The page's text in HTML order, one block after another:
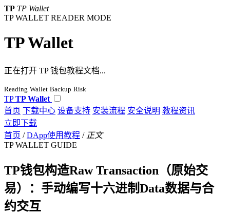
TP TP Wallet
TP WALLET READER MODE
TP Wallet
正在打开 TP 钱包教程文档...
Reading Wallet Backup Risk
TP TP Wallet
首页 下载中心 设备支持 安装流程 安全说明 教程资讯
立即下载
首页 / DApp使用教程 / 正文
TP WALLET GUIDE
TP钱包构造Raw Transaction（原始交
易）：手动编写十六进制Data数据与合
约交互